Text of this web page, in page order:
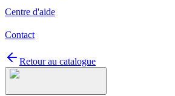
Centre d'aide
Contact
Retour au catalogue